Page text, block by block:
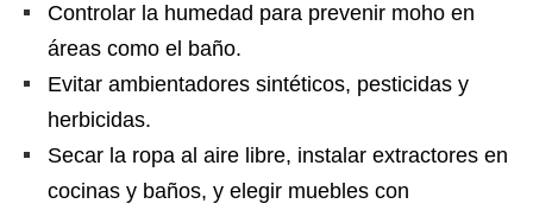
Controlar la humedad para prevenir moho en
áreas como el baño.
Evitar ambientadores sintéticos, pesticidas y
herbicidas.
Secar la ropa al aire libre, instalar extractores en
cocinas y baños, y elegir muebles con